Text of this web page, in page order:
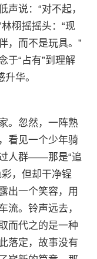
说：“对不起，
栩摇摇头：“现
，而不是玩具。”
于“占有”到理解
华。
。忽然，一阵熟
看见一个少年骑
人群——那是“追
，但却干净锃
出一个笑容，用
流。铃声远去，
而代之的是一种
落定，故事没有